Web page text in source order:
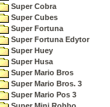
Super Cobra
Super Cubes
Super Fortuna
Super Fortuna Edytor
Super Huey
Super Husa
Super Mario Bros
Super Mario Bros. 3
Super Mario Pos 3